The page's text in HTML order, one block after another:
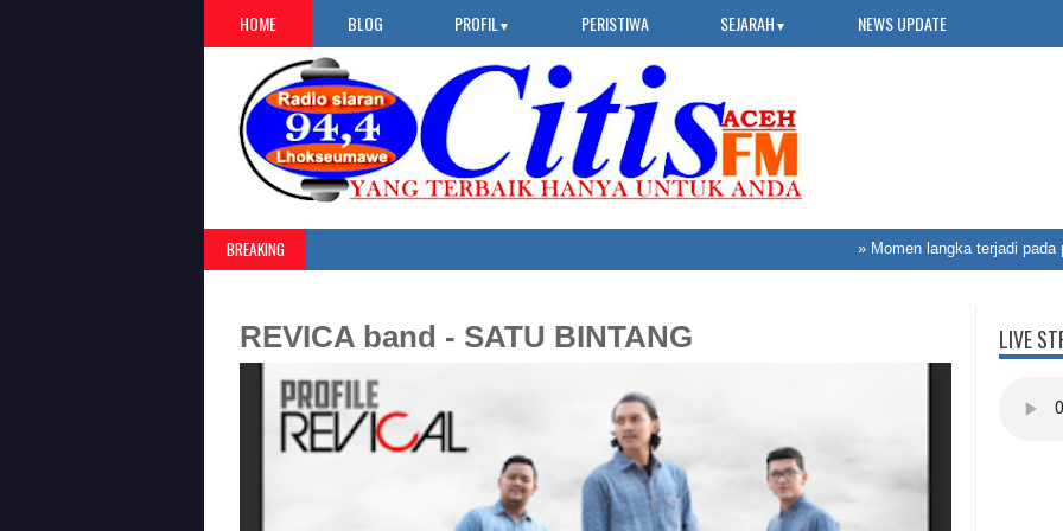
HOME BLOG PROFIL ▼ PERISTIWA SEJARAH ▼ NEWS UPDATE
BREAKING Momen langka terjadi pada
REVICA band - SATU BINTANG LIVE